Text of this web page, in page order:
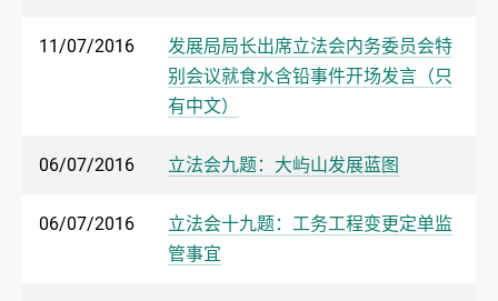
11/07/2016
发展局局长出席立法会内务委员会特
别会议就食水含铅事件开场发言（只
有中文）
06/07/2016 立法会九题：大屿山发展蓝图
06/07/2016
立法会十九题：工务工程变更定单监
管事宜